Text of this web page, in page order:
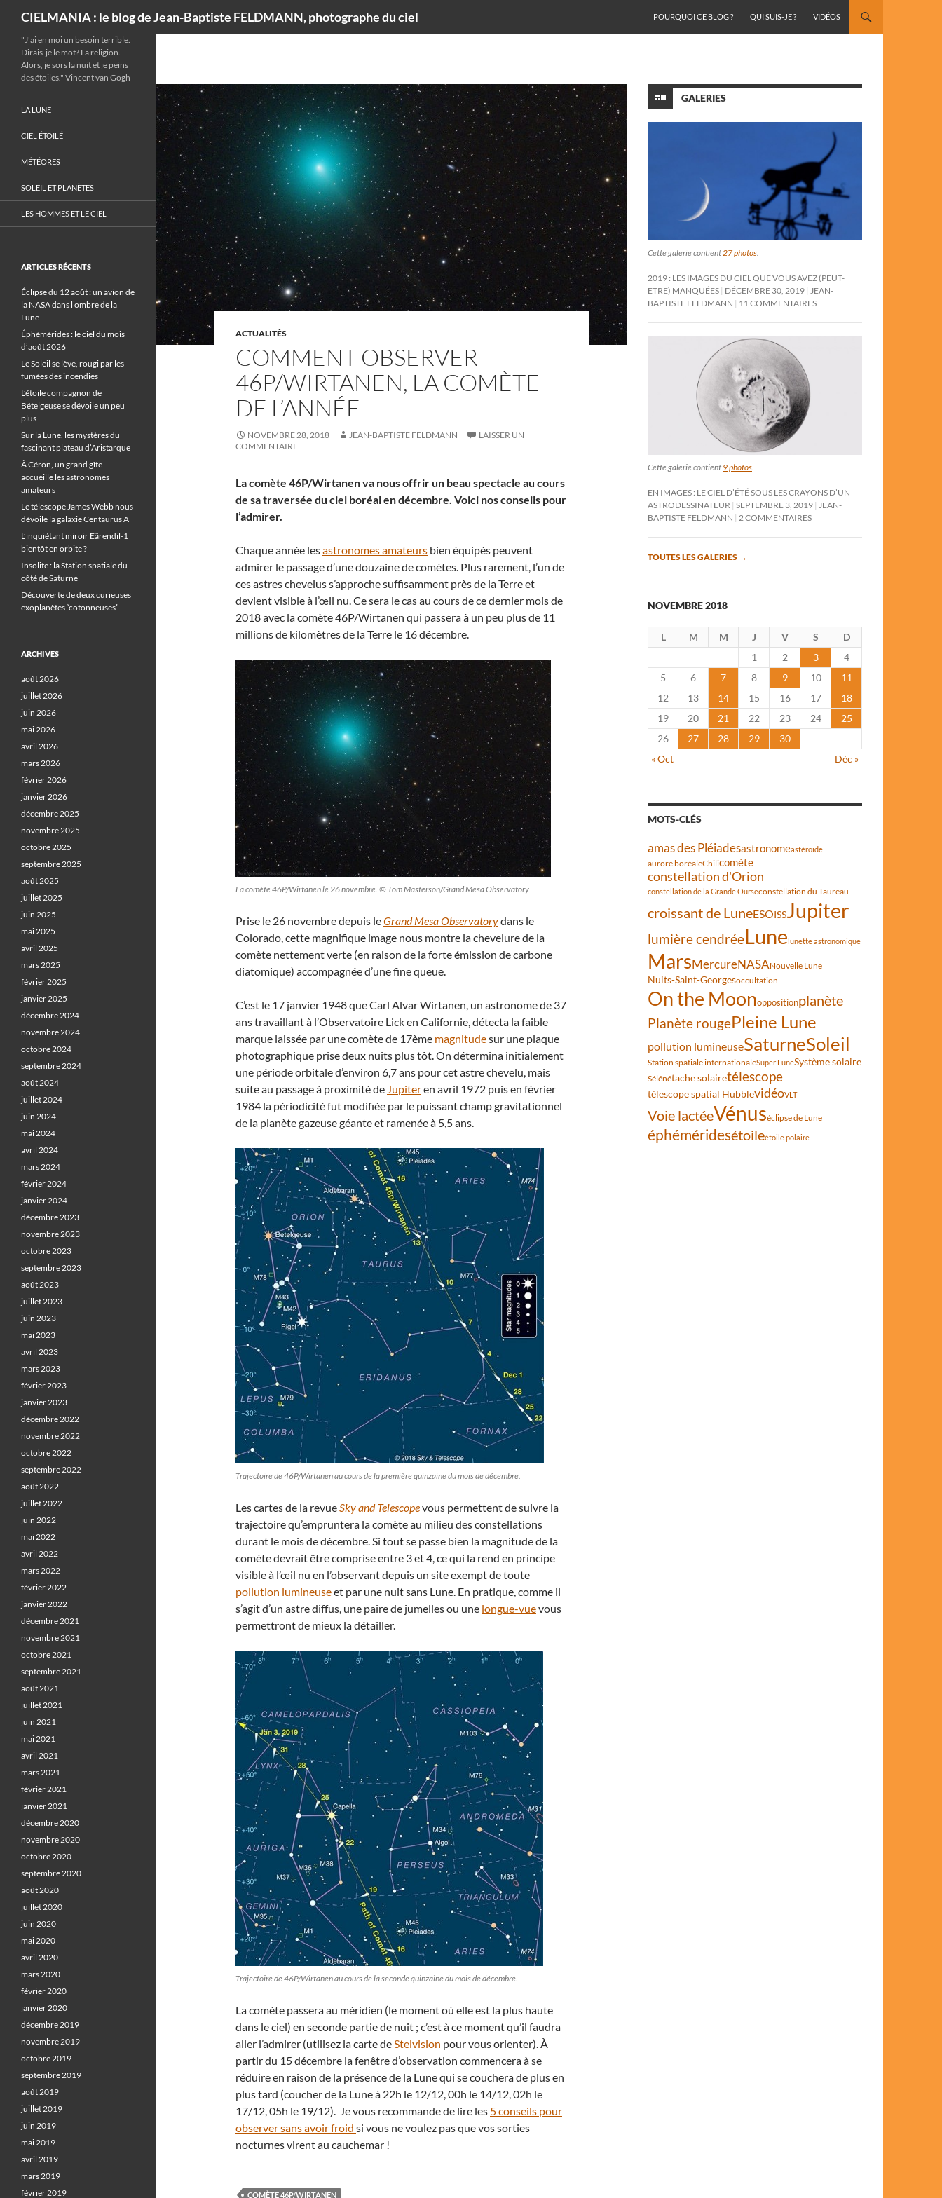
CIELMANIA : le blog de Jean-Baptiste FELDMANN, photographe du ciel
POURQUOI CE BLOG ?
QUI SUIS-JE ? VIDÉOS
ACTUALITÉS
COMMENT OBSERVER
46P/WIRTANEN, LA COMÈTE
DE L’ANNÉE
NOVEMBRE 28, 2018 JEAN-BAPTISTE FELDMANN
LAISSER UN
COMMENTAIRE
La comète 46P/Wirtanen va nous offrir un beau spectacle au cours
de sa traversée du ciel boréal en décembre. Voici nos conseils pour
l’admirer.
Chaque année lesastronomes amateurs bien équipés peuvent
admirer le passage d’une douzaine de comètes. Plus rarement, l’un de
ces astres chevelus s’approche suffisamment près de la Terre et
devient visible à l’œil nu. Ce sera le cas au cours de ce dernier mois de
2018 avec la comète 46P/Wirtanen qui passera à un peu plus de 11
millions de kilomètres de la Terre le 16 décembre.
La comète 46P/Wirtanen le 26 novembre. © Tom Masterson/Grand Mesa Observatory
Prise le 26 novembre depuis leGrand Mesa Observatorydans le
Colorado, cette magnifique image nous montre la chevelure de la
comète nettement verte (en raison de la forte émission de carbone
diatomique) accompagnée d’une fine queue.
C’est le 17 janvier 1948 que Carl Alvar Wirtanen, un astronome de 37
ans travaillant à l’Observatoire Lick en Californie, détecta la faible
marque laissée par une comète de 17ème magnitudesur une plaque
photographique prise deux nuits plus tôt. On détermina initialement
une période orbitale d’environ 6,7 ans pour cet astre chevelu, mais
suite au passage à proximité de Jupiteren avril 1972 puis en février
1984 la périodicité fut modifiée par le puissant champ gravitationnel
de la planète gazeuse géante et ramenée à 5,5 ans.
Trajectoire de 46P/Wirtanen au cours de la première quinzaine du mois de décembre.
Les cartes de la revueSky and Telescopevous permettent de suivre la
trajectoire qu’empruntera la comète au milieu des constellations
durant le mois de décembre. Si tout se passe bien la magnitude de la
comète devrait être comprise entre 3 et 4, ce qui la rend en principe
visible à l’œil nu en l’observant depuis un site exempt de toute
pollution lumineuseet par une nuit sans Lune. En pratique, comme il
s’agit d’un astre diffus, une paire de jumelles ou une longue-vuevous
permettront de mieux la détailler.
Trajectoire de 46P/Wirtanen au cours de la seconde quinzaine du mois de décembre.
La comète passera au méridien (le moment où elle est la plus haute
dans le ciel) en seconde partie de nuit ; c’est à ce moment qu’il faudra
aller l’admirer (utilisez la carte deStelvision pour vous orienter). À
partir du 15 décembre la fenêtre d’observation commencera à se
réduire en raison de la présence de la Lune qui se couchera de plus en
plus tard (coucher de la Lune à 22h le 12/12, 00h le 14/12, 02h le
17/12, 05h le 19/12). Je vous recommande de lire les 5 conseils pour
observer sans avoir froid si vous ne voulez pas que vos sorties
nocturnes virent au cauchemar !
COMÈTE 46P/WIRTANEN
GALERIES
Cette galerie contient27 photos.
2019 : LES IMAGES DU CIEL QUE VOUS AVEZ (PEUT-
ÊTRE) MANQUÉES DÉCEMBRE 30, 2019 JEAN-
BAPTISTE FELDMANN
11 COMMENTAIRES
Cette galerie contient 9 photos
EN IMAGES : LE CIEL D’ÉTÉ SOUS LES CRAYONS D’UN
ASTRODESSINATEUR SEPTEMBRE 3, 2019
JEAN-
BAPTISTE FELDMANN
2 COMMENTAIRES
TOUTES LES GALERIES →
NOVEMBRE 2018
L M M J V S
D
1
2 3
4
5
6 7 8 9 10
11
12
13 14 15 16 17
18
19
20 21 22 23 24
25
26
27 28 29
30
« Oct
Déc »
MOTS-CLÉS
amas des Pléiadesastronomeastéroïde
aurore boréaleChilicomète
constellation d'Orion
constellation de la Grande Ourseconstellation du Taureau
croissant de LuneESOISSJupiter
lumière cendréeLunelunette astronomique
MarsMercureNASANouvelle Lune
Nuits-Saint-Georgesoccultation
On the Moonoppositionplanète
Planète rougePleine Lune
pollution lumineuseSaturneSoleil
Station spatiale internationaleSuper LuneSystème solaire
Sélénétache solairetélescope
télescope spatial HubblevidéoVLT
Voie lactéeVénuséclipse de Lune
éphéméridesétoileétoile polaire
"J'ai en moi un besoin terrible.
Dirais-je le mot? La religion.
Alors, je sors la nuit et je peins
des étoiles." Vincent van Gogh
LA LUNE
CIEL ÉTOILÉ
MÉTÉORES
SOLEIL ET PLANÈTES
LES HOMMES ET LE CIEL
ARTICLES RÉCENTS
Éclipse du 12 août : un avion de
la NASA dans l’ombre de la
Lune
Éphémérides : le ciel du mois
d’août 2026
Le Soleil se lève, rougi par les
fumées des incendies
L’étoile compagnon de
Bételgeuse se dévoile un peu
plus
Sur la Lune, les mystères du
fascinant plateau d’Aristarque
À Céron, un grand gîte
accueille les astronomes
amateurs
Le télescope James Webb nous
dévoile la galaxie Centaurus A
L’inquiétant miroir Eärendil-1
bientôt en orbite ?
Insolite : la Station spatiale du
côté de Saturne
Découverte de deux curieuses
exoplanètes “cotonneuses”
ARCHIVES
août 2026
juillet 2026
juin 2026
mai 2026
avril 2026
mars 2026
février 2026
janvier 2026
décembre 2025
novembre 2025
octobre 2025
septembre 2025
août 2025
juillet 2025
juin 2025
mai 2025
avril 2025
mars 2025
février 2025
janvier 2025
décembre 2024
novembre 2024
octobre 2024
septembre 2024
août 2024
juillet 2024
juin 2024
mai 2024
avril 2024
mars 2024
février 2024
janvier 2024
décembre 2023
novembre 2023
octobre 2023
septembre 2023
août 2023
juillet 2023
juin 2023
mai 2023
avril 2023
mars 2023
février 2023
janvier 2023
décembre 2022
novembre 2022
octobre 2022
septembre 2022
août 2022
juillet 2022
juin 2022
mai 2022
avril 2022
mars 2022
février 2022
janvier 2022
décembre 2021
novembre 2021
octobre 2021
septembre 2021
août 2021
juillet 2021
juin 2021
mai 2021
avril 2021
mars 2021
février 2021
janvier 2021
décembre 2020
novembre 2020
octobre 2020
septembre 2020
août 2020
juillet 2020
juin 2020
mai 2020
avril 2020
mars 2020
février 2020
janvier 2020
décembre 2019
novembre 2019
octobre 2019
septembre 2019
août 2019
juillet 2019
juin 2019
mai 2019
avril 2019
mars 2019
février 2019